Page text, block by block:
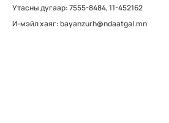
Утасны дугаар: 7555-8484, 11-452162
И-мэйл хаяг: bayanzurh@ndaatgal.mn